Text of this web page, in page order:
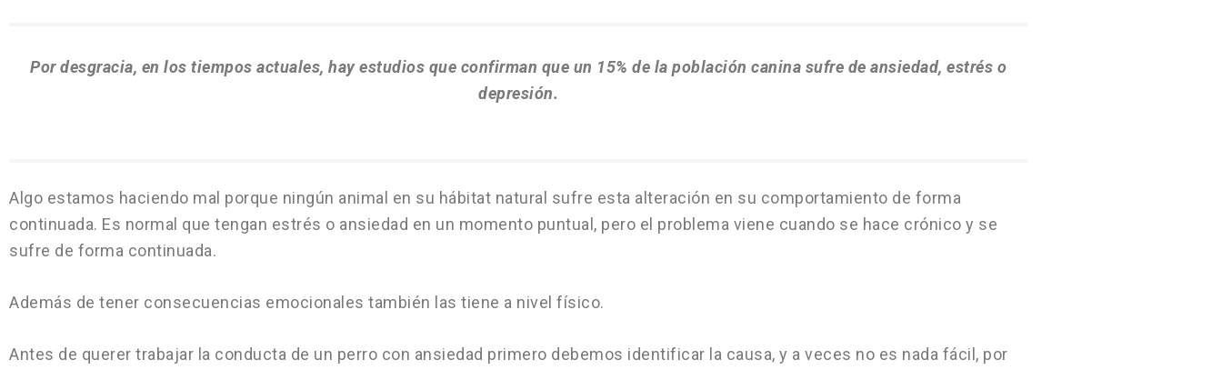
Por desgracia, en los tiempos actuales, hay estudios que confirman que un 15% de la población canina sufre de ansiedad, estrés o
depresión.
Algo estamos haciendo mal porque ningún animal en su hábitat natural sufre esta alteración en su comportamiento de forma
continuada. Es normal que tengan estrés o ansiedad en un momento puntual, pero el problema viene cuando se hace crónico y se
sufre de forma continuada.
Además de tener consecuencias emocionales también las tiene a nivel físico.
Antes de querer trabajar la conducta de un perro con ansiedad primero debemos identificar la causa, y a veces no es nada fácil, por